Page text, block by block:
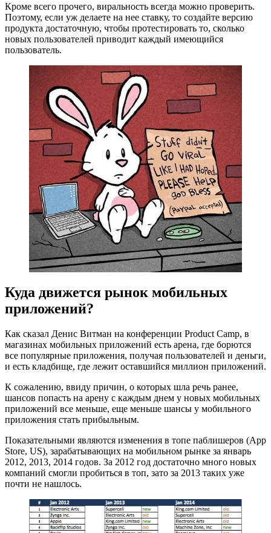
Кроме всего прочего, виральность всегда можно проверить.
Поэтому, если уж делаете на нее ставку, то создайте версию
продукта достаточную, чтобы протестировать то, сколько
новых пользователей приводит каждый имеющийся
пользователь.
Куда движется рынок мобильных
приложений?
Как сказал Денис Витман на конференции Product Camp, в
магазинах мобильных приложений есть арена, где борются
все популярные приложения, получая пользователей и деньги,
и есть кладбище, где лежит оставшийся миллион приложений.
К сожалению, ввиду причин, о которых шла речь ранее,
шансов попасть на арену с каждым днем у новых мобильных
приложений все меньше, еще меньше шансы у мобильного
приложения стать прибыльным.
Показательными являются изменения в топе паблишеров (App
Store, US), зарабатывающих на мобильном рынке за январь
2012, 2013, 2014 годов. За 2012 год достаточно много новых
компаний смогли пробиться в топ, зато за 2013 таких уже
почти не нашлось.